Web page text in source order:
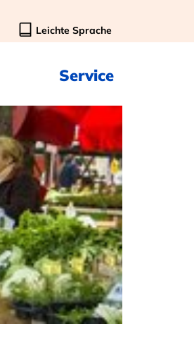
Leichte Sprache
Service